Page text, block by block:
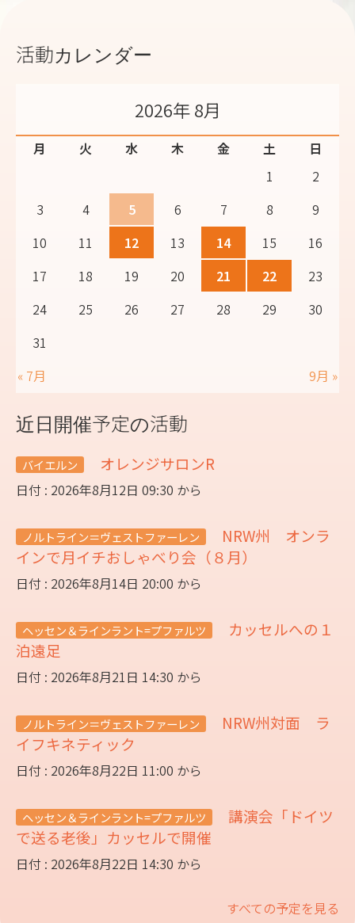
活動カレンダー
2026年 8月
月 火 水 木 金 土
日
1
2
3
4 5 6 7 8
9
10
11 12 13 14 15
16
17
18 19 20 21 22
23
24
25 26 27 28 29
30
31
« 7月
9月 »
近日開催予定の活動
バイエルン オレンジサロンR
日付 : 2026年8月12日 09:30 から
ノルトライン＝ヴェストファーレン
NRW州 オンラ
インで月イチおしゃべり会（８月）
日付 : 2026年8月14日 20:00 から
ヘッセン＆ラインラント=プファルツ
カッセルへの１
泊遠足
日付 : 2026年8月21日 14:30 から
ノルトライン＝ヴェストファーレン
NRW州対面 ラ
イフキネティック
日付 : 2026年8月22日 11:00 から
ヘッセン＆ラインラント=プファルツ
講演会「ドイツ
で送る老後」カッセルで開催
日付 : 2026年8月22日 14:30 から
すべての予定を見る